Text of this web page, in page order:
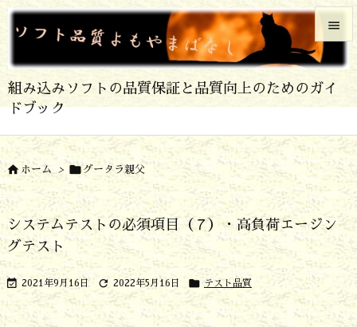
組み込みソフトの品質保証と品質向上のためのガイ
ドブック





検索
 ホーム > グータラ親父
システムテストの必須項目（７）・高負荷エージン
グテスト
 2021年9月16日  2022年5月16日  テスト品質